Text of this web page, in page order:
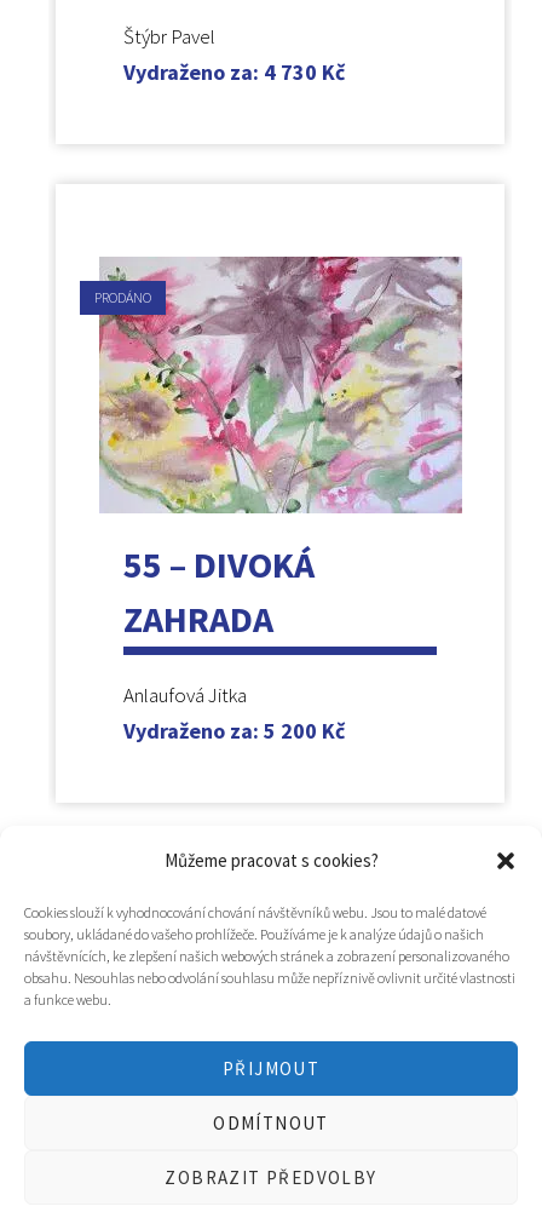
Můžeme pracovat s cookies?
Cookies slouží k vyhodnocování chování návštěvníků webu. Jsou to malé datové
soubory, ukládané do vašeho prohlížeče. Používáme je k analýze údajů o našich
návštěvnících, ke zlepšení našich webových stránek a zobrazení personalizovaného
obsahu. Nesouhlas nebo odvolání souhlasu může nepříznivě ovlivnit určité vlastnosti
a funkce webu.
PŘIJMOUT
ODMÍTNOUT
ZOBRAZIT PŘEDVOLBY
Štýbr Pavel
Vydraženo za: 4 730 Kč
PRODÁNO
55 – DIVOKÁ
ZAHRADA
Anlaufová Jitka
Vydraženo za: 5 200 Kč
Tvorba webu a design WOOP.design/